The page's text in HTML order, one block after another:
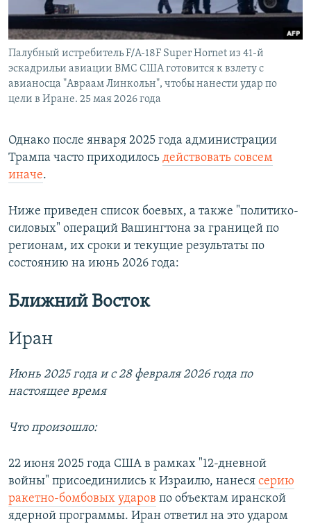
Палубный истребитель F/A-18F Super Hornet из 41-й
эскадрильи авиации ВМС США готовится к взлету с
авианосца "Авраам Линкольн", чтобы нанести удар по
цели в Иране. 25 мая 2026 года
Однако после января 2025 года администрации
Трампа часто приходилось действовать совсем
иначе.
Ниже приведен список боевых, а также "политико-
силовых" операций Вашингтона за границей по
регионам, их сроки и текущие результаты по
состоянию на июнь 2026 года:
Ближний Восток
Иран
Июнь 2025 года и с 28 февраля 2026 года по
настоящее время
Что произошло:
22 июня 2025 года США в рамках "12-дневной
войны" присоединились к Израилю, нанеся серию
ракетно-бомбовых ударов по объектам иранской
ядерной программы. Иран ответил на это ударом